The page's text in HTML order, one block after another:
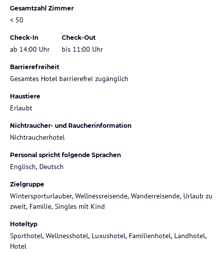
Gesamtzahl Zimmer
< 50
Check-In
ab 14:00 Uhr
Check-Out
bis 11:00 Uhr
Barrierefreiheit
Gesamtes Hotel barrierefrei zugänglich
Haustiere
Erlaubt
Nichtraucher- und Raucherinformation
Nichtraucherhotel
Personal spricht folgende Sprachen
Englisch, Deutsch
Zielgruppe
Wintersporturlauber, Wellnessreisende, Wanderreisende, Urlaub zu
zweit, Familie, Singles mit Kind
Hoteltyp
Sporthotel, Wellnesshotel, Luxushotel, Familienhotel, Landhotel,
Hotel